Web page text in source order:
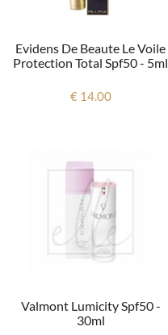
Evidens De Beaute Le Voile
Protection Total Spf50 - 5ml
€ 14.00
Valmont Lumicity Spf50 -
30ml